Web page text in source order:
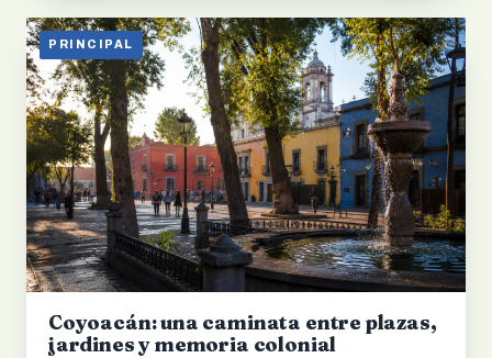
PRINCIPAL
Coyoacán: una caminata entre plazas,
jardines y memoria colonial